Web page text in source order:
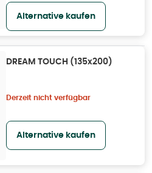
Alternative kaufen
DREAM TOUCH (135x200)
Derzeit nicht verfügbar
Alternative kaufen